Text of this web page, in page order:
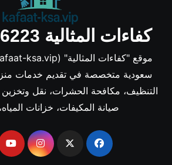
كفاءات المثالية 01554796223
سعودية متخصصة في تقديم خدمات
التنظيف، مكافحة الحشرات، نقل وتخزين
صيانة المكيفات، خزانات